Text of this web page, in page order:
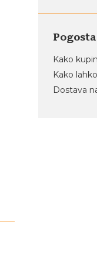
Kako
Kako
Dostava